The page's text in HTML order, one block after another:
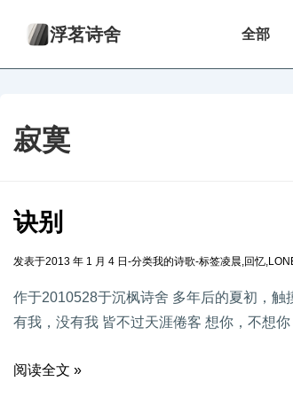
浮茗诗舍 全部
寂寞
诀别
发表于2013 年 1 月 4 日 -分类我的诗歌-标签凌晨,回忆,
作于2010528于沉枫诗舍 多年后的夏初，
有我，没有我 皆不过天涯倦客 想你，不想
阅读全文 »